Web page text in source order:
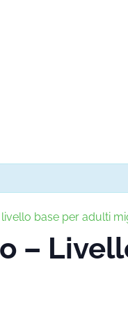
base per adulti
–